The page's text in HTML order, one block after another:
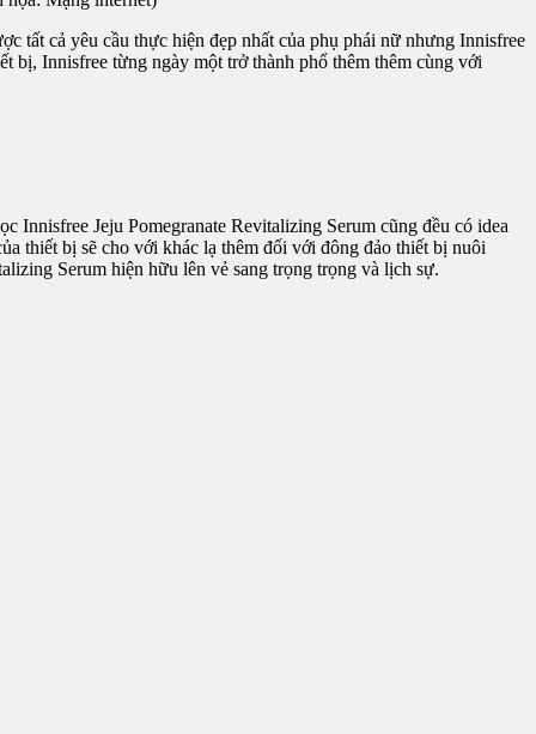
tất cả yêu cầu thực hiện đẹp nhất của phụ phái nữ nhưng Innisfree
bị, Innisfree từng ngày một trở thành phổ thêm thêm cùng với
Innisfree Jeju Pomegranate Revitalizing Serum cũng đều có idea
thiết bị sẽ cho với khác lạ thêm đối với đông đảo thiết bị nuôi
Serum hiện hữu lên vẻ sang trọng trọng và lịch sự.